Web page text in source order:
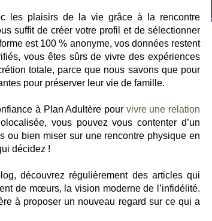
les plaisirs de la vie grâce à la rencontre
suffit de créer votre profil et de sélectionner
est 100 % anonyme, vos données restent
vous êtes sûrs de vivre des expériences
totale, parce que nous savons que pour
pour préserver leur vie de famille.
à Plan Adultère pour vivre une relation
vous pouvez vous contenter d’un
ou bien miser sur une rencontre physique en
décidez !
découvrez régulièrement des articles qui
de mœurs, la vision moderne de l’infidélité.
à proposer un nouveau regard sur ce qui a